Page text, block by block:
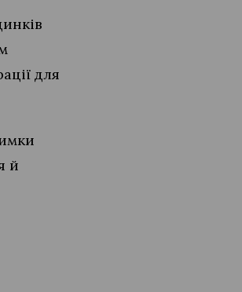
для
й